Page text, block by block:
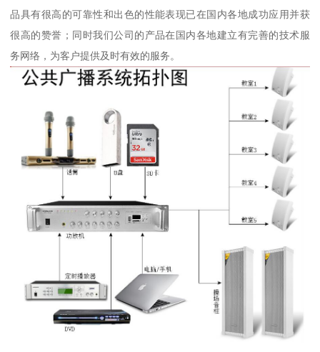
品具有很高的可靠性和出色的性能表现已在国内各地成功应用并获
很高的赞誉；同时我们公司的产品在国内各地建立有完善的技术服
务网络，为客户提供及时有效的服务。